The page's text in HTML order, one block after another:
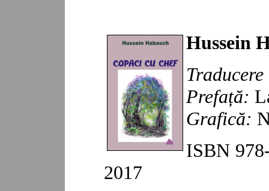
Hussein
Prefață:
Grafică:
ISBN
2017